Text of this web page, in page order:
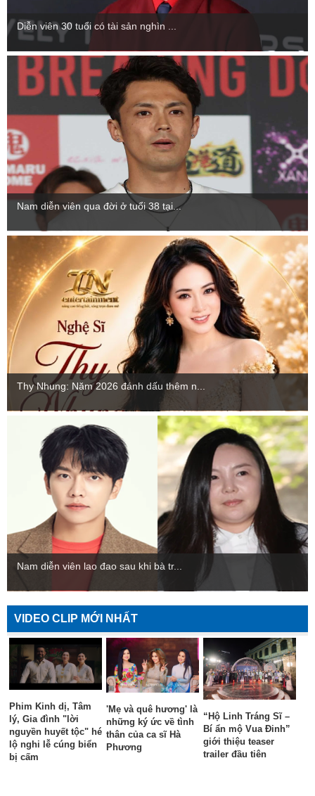
Diễn viên 30 tuổi có tài sản nghìn ...
Nam diễn viên qua đời ở tuổi 38 tại...
Thy Nhung: Năm 2026 đánh dấu thêm n...
Nam diễn viên lao đao sau khi bà tr...
VIDEO CLIP MỚI NHẤT
Phim Kinh dị, Tâm
lý, Gia đình "lời
nguyền huyết tộc" hé
lộ nghi lễ cúng biển
bị cấm
'Mẹ và quê hương' là
những ký ức về tình
thân của ca sĩ Hà
Phương
“Hộ Linh Tráng Sĩ –
Bí ẩn mộ Vua Đinh”
giới thiệu teaser
trailer đầu tiên